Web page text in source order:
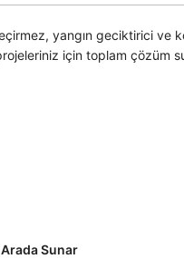
yangın geciktirici
için toplam çözüm
Arada Sunar